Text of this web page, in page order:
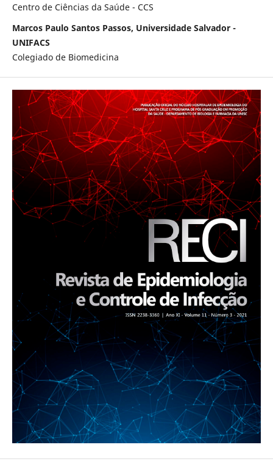
Centro de Ciências da Saúde - CCS
Marcos Paulo Santos Passos, Universidade Salvador -
UNIFACS
Colegiado de Biomedicina